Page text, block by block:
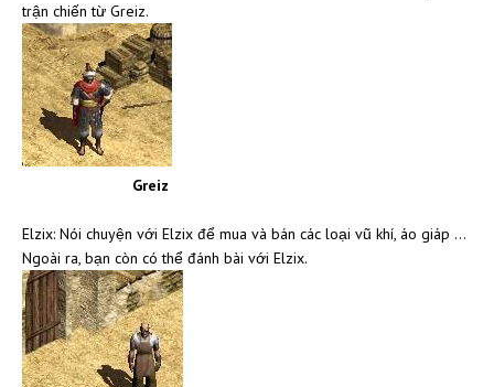
trận chiến từ Greiz.
Greiz
Elzix: Nói chuyện với Elzix để mua và bán các loại vũ khí, áo giáp …
Ngoài ra, bạn còn có thể đánh bài với Elzix.